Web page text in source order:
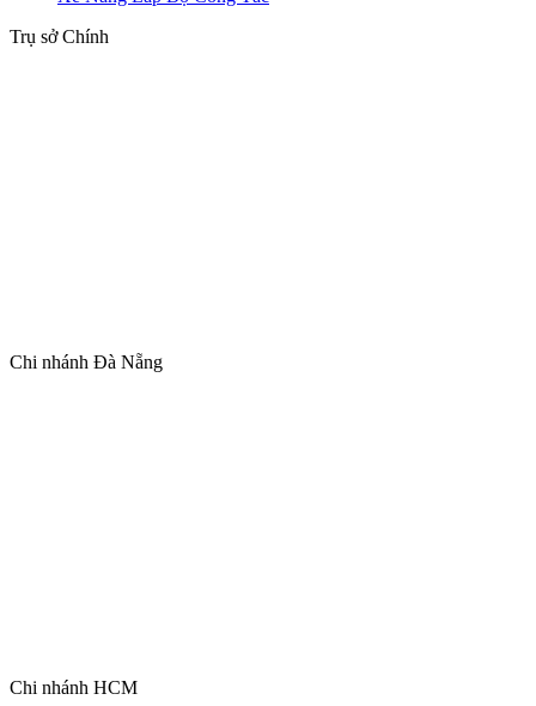
Trụ sở Chính
Chi nhánh Đà Nẵng
Chi nhánh HCM